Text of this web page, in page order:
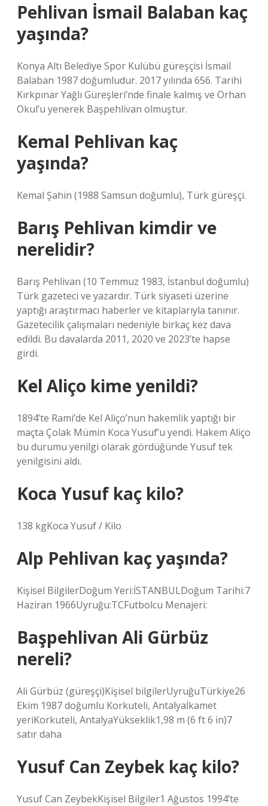
Pehlivan İsmail Balaban kaç
yaşında?
Konya Altı Belediye Spor Kulübü güreşçisi İsmail
Balaban 1987 doğumludur. 2017 yılında 656. Tarihi
Kırkpınar Yağlı Güreşleri’nde finale kalmış ve Orhan
Okul’u yenerek Başpehlivan olmuştur.
Kemal Pehlivan kaç
yaşında?
Kemal Şahin (1988 Samsun doğumlu), Türk güreşçi.
Barış Pehlivan kimdir ve
nerelidir?
Barış Pehlivan (10 Temmuz 1983, İstanbul doğumlu)
Türk gazeteci ve yazardır. Türk siyaseti üzerine
yaptığı araştırmacı haberler ve kitaplarıyla tanınır.
Gazetecilik çalışmaları nedeniyle birkaç kez dava
edildi. Bu davalarda 2011, 2020 ve 2023’te hapse
girdi.
Kel Aliço kime yenildi?
1894’te Rami’de Kel Aliço’nun hakemlik yaptığı bir
maçta Çolak Mümin Koca Yusuf’u yendi. Hakem Aliço
bu durumu yenilgi olarak gördüğünde Yusuf tek
yenilgisini aldı.
Koca Yusuf kaç kilo?
138 kgKoca Yusuf / Kilo
Alp Pehlivan kaç yaşında?
Kişisel BilgilerDoğum Yeri:İSTANBULDoğum Tarihi:7
Haziran 1966Uyruğu:TCFutbolcu Menajeri:
Başpehlivan Ali Gürbüz
nereli?
Ali Gürbüz (güreşçi)Kişisel bilgilerUyruğuTürkiye26
Ekim 1987 doğumlu Korkuteli, Antalyaİkamet
yeriKorkuteli, AntalyaYükseklik1,98 m (6 ft 6 in)7
satır daha
Yusuf Can Zeybek kaç kilo?
Yusuf Can ZeybekKişisel Bilgiler1 Ağustos 1994’te